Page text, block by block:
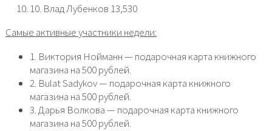
10. Влад Лубенков 13,530
Самые активные участники недели:
1. Виктория Нойманн — подарочная карта книжного
магазина на 500 рублей.
2. Bulat Sadykov — подарочная карта книжного
магазина на 500 рублей.
3. Дарья Волкова — подарочная карта книжного
магазина на 500 рублей.